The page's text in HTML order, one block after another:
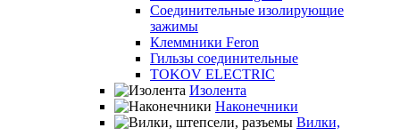
Соединительные изолирующие
зажимы
Клеммники Feron
Гильзы соединительные
TOKOV ELECTRIC
Изолента
Наконечники
Вилки,